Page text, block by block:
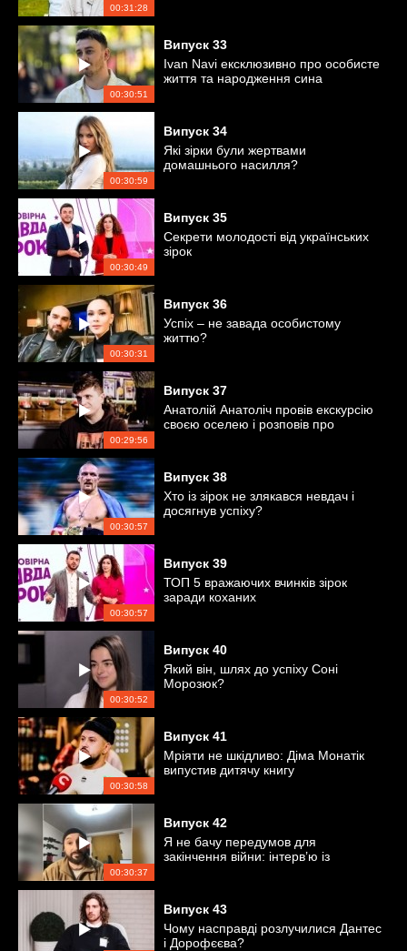
00:31:28
00:30:51
Випуск 33
Ivan Navi ексклюзивно про особисте
життя та народження сина
00:30:59
Випуск 34
Які зірки були жертвами
домашнього насилля?
00:30:49
Випуск 35
Секрети молодості від українських
зірок
00:30:31
Випуск 36
Успіх – не завада особистому
життю?
00:29:56
Випуск 37
Анатолій Анатоліч провів екскурсію
своєю оселею і розповів про
00:30:57
Випуск 38
Хто із зірок не злякався невдач і
досягнув успіху?
00:30:57
Випуск 39
ТОП 5 вражаючих вчинків зірок
заради коханих
00:30:52
Випуск 40
Який він, шлях до успіху Соні
Морозюк?
00:30:58
Випуск 41
Мріяти не шкідливо: Діма Монатік
випустив дитячу книгу
00:30:37
Випуск 42
Я не бачу передумов для
закінчення війни: інтерв’ю із
Випуск 43
Чому насправді розлучилися Дантес
і Дорофєєва?